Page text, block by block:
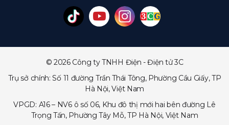
© 2026 Công ty TNHH Điện - Điện tử 3C
Trụ sở chính: Số 11 đường Trần Thái Tông, Phường Cầu Giấy, TP
Hà Nội, Việt Nam
VPGD: A16 – NV6 ô số 06, Khu đô thị mới hai bên đường Lê
Trọng Tấn, Phường Tây Mỗ, TP Hà Nội, Việt Nam